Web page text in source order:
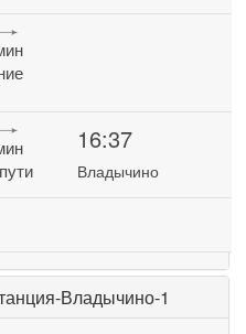
16:37
Владычино
Владычино-1